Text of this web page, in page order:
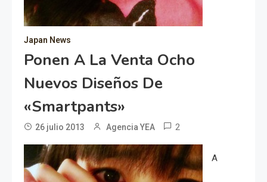
Japan News
Ponen A La Venta Ocho
Nuevos Diseños De
«Smartpants»
26 julio 2013 Agencia YEA 2
A